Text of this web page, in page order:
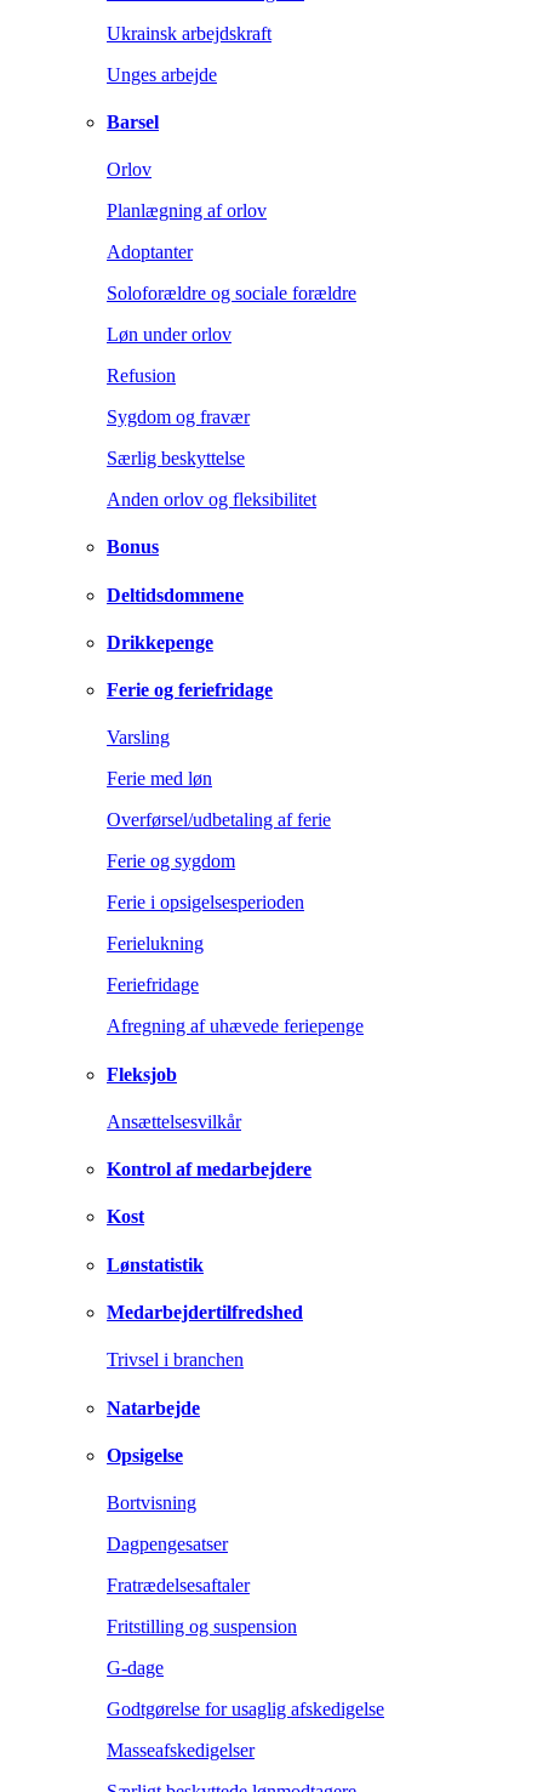
Ukrainsk arbejdskraft
Unges arbejde
Barsel
Orlov
Planlægning af orlov
Adoptanter
Soloforældre og sociale forældre
Løn under orlov
Refusion
Sygdom og fravær
Særlig beskyttelse
Anden orlov og fleksibilitet
Bonus
Deltidsdommene
Drikkepenge
Ferie og feriefridage
Varsling
Ferie med løn
Overførsel/udbetaling af ferie
Ferie og sygdom
Ferie i opsigelsesperioden
Ferielukning
Feriefridage
Afregning af uhævede feriepenge
Fleksjob
Ansættelsesvilkår
Kontrol af medarbejdere
Kost
Lønstatistik
Medarbejdertilfredshed
Trivsel i branchen
Natarbejde
Opsigelse
Bortvisning
Dagpengesatser
Fratrædelsesaftaler
Fritstilling og suspension
G-dage
Godtgørelse for usaglig afskedigelse
Masseafskedigelser